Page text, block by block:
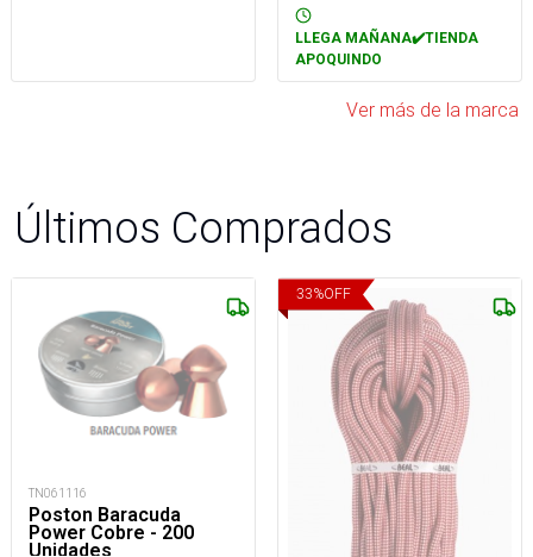
LLEGA MAÑANA✔️TIENDA
APOQUINDO
Ver más de la marca
Últimos Comprados
TN061116
Poston Baracuda
Power Cobre - 200
Unidades
33%OFF